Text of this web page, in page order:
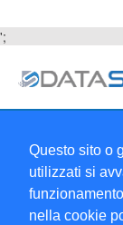
Questo sito o
utilizzati si
nella cookie
';
Collabora con noi
Copyright 1995-